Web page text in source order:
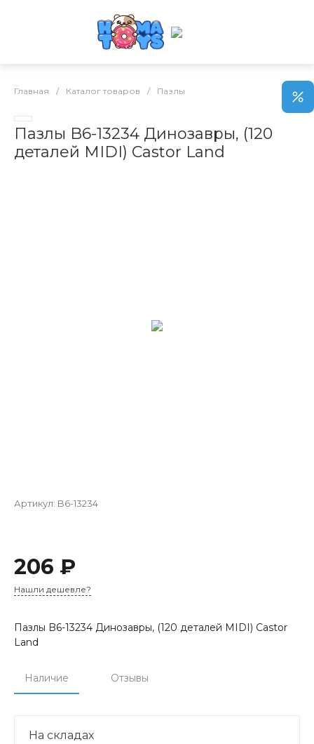
Главная / Каталог товаров / Пазлы
Пазлы B6-13234 Динозавры, (120
деталей MIDI) Castor Land
Артикул: B6-13234
206 ₽
Нашли дешевле?
Пазлы B6-13234 Динозавры, (120 деталей MIDI) Castor
Land
Наличие Отзывы
На складах